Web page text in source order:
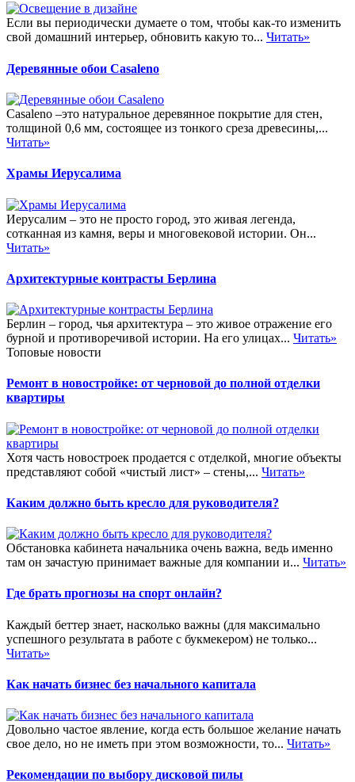
Если вы периодически думаете о том, чтобы как-то изменить
свой домашний интерьер, обновить какую то... Читать»
Деревянные обои Casaleno
Casaleno –это натуральное деревянное покрытие для стен,
толщиной 0,6 мм, состоящее из тонкого среза древесины,...
Читать»
Храмы Иерусалима
Иерусалим – это не просто город, это живая легенда,
сотканная из камня, веры и многовековой истории. Он...
Читать»
Архитектурные контрасты Берлина
Берлин – город, чья архитектура – это живое отражение его
бурной и противоречивой истории. На его улицах... Читать»
Топовые новости
Ремонт в новостройке: от черновой до полной отделки
квартиры
Хотя часть новостроек продается с отделкой, многие объекты
представляют собой «чистый лист» – стены,... Читать»
Каким должно быть кресло для руководителя?
Обстановка кабинета начальника очень важна, ведь именно
там он зачастую принимает важные для компании и... Читать»
Где брать прогнозы на спорт онлайн?
Каждый беттер знает, насколько важны (для максимально
успешного результата в работе с букмекером) не только...
Читать»
Как начать бизнес без начального капитала
Довольно частое явление, когда есть большое желание начать
свое дело, но не иметь при этом возможности, то... Читать»
Рекомендации по выбору дисковой пилы